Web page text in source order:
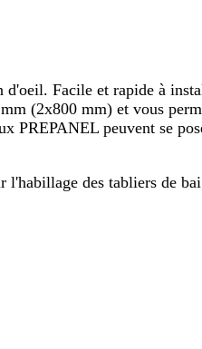
Facile et rapide à
(2x800 mm) et vous
PREPANEL peuvent se
l'habillage des tabliers de